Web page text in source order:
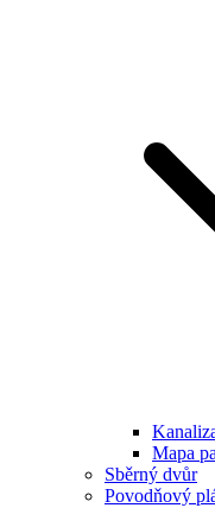
Mapa
Sběrný dvůr
Povodňový